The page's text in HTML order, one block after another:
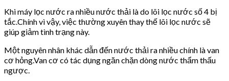
Khi máy lọc nước ra nhiều nước thải là do lõi lọc nước số 4 bị
tắc.Chính vì vậy, việc thường xuyên thay thế lõi lọc nước sẽ
giúp giảm tình trạng này.
Một nguyên nhân khác dẫn đến nước thải ra nhiều chính là van
cơ hỏng.Van cơ có tác dụng ngăn chặn dòng nước thẩm thấu
ngược.